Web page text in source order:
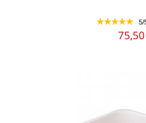
1 2 3 4 5 5/
75,50